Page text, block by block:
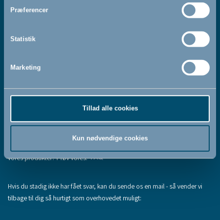
Præferencer
Statistik
Marketing
Tillad alle cookies
Kun nødvendige cookies
læst og accepteret vores
Cookiepolitik
Tilmeld
Fandt du ikke den information, du søgte, eller har du flere spørgsmål til
vores produkter? Prøv vores:FAQ
Hvis du stadig ikke har fået svar, kan du sende os en mail - så vender vi
tilbage til dig så hurtigt som overhovedet muligt: